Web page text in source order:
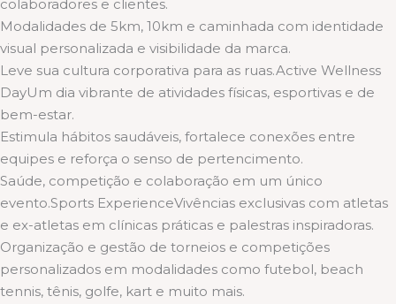
colaboradores e clientes.
Modalidades de 5km, 10km e caminhada com identidade
visual personalizada e visibilidade da marca.
Leve sua cultura corporativa para as ruas.Active Wellness
DayUm dia vibrante de atividades físicas, esportivas e de
bem-estar.
Estimula hábitos saudáveis, fortalece conexões entre
equipes e reforça o senso de pertencimento.
Saúde, competição e colaboração em um único
evento.Sports ExperienceVivências exclusivas com atletas
e ex-atletas em clínicas práticas e palestras inspiradoras.
Organização e gestão de torneios e competições
personalizados em modalidades como futebol, beach
tennis, tênis, golfe, kart e muito mais.